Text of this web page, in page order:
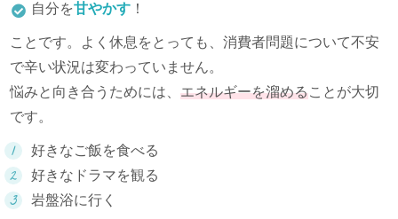
自分を甘やかす ！
ことです。よく休息をとっても、消費者問題について不安
で辛い状況は変わっていません。
悩みと向き合うためには、 エネルギーを溜めることが大切
です。
好きなご飯を食べる
好きなドラマを観る
岩盤浴に行く